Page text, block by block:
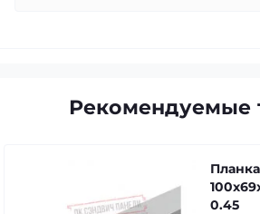
Рекомендуемые
0.45